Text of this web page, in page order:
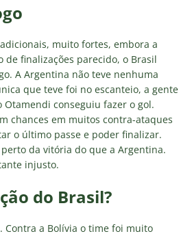
muito fortes, embora a
de finalizações parecido, o Brasil
A Argentina não teve nenhuma
que teve foi no escanteio, a gente
Otamendi conseguiu fazer o gol.
chances em muitos contra-ataques
o último passe e poder finalizar.
da vitória do que a Argentina.
injusto.
do Brasil?
Contra a Bolívia o time foi muito